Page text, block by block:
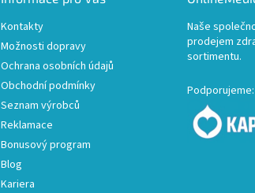
Kontakty
Možnosti dopravy
Ochrana osobních údajů
Obchodní podmínky
Seznam výrobců
Reklamace
Bonusový program
Blog
Kariera
Naše
prodejem
sortimentu.
Podporujeme: